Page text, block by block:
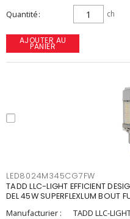
Quantité ch
AJOUTER AU
PANIER
LED8024M345CG7FW
TADD LLC-LIGHT EFFICIENT
DEL 45W SUPERFLEXLUM BOUT
Manufacturier :
TADD LLC-